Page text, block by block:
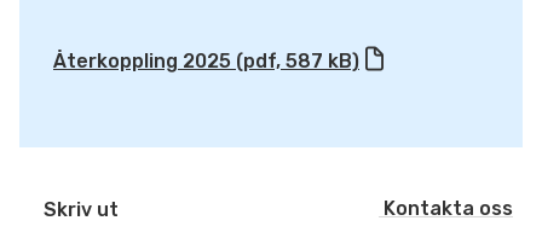
Återkoppling 2025 (pdf, 587 kB)
Skriv ut Kontakta oss